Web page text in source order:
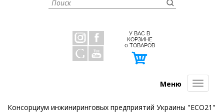
У ВАС В
КОРЗИНЕ
0 ТОВАРОВ
Меню
Консорциум инжиниринговых предприятий Украины "ECO21"